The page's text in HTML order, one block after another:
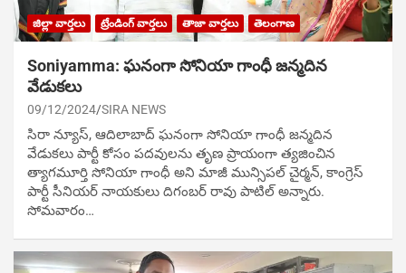
జిల్లా వార్తలు ట్రేండింగ్ వార్తలు తాజా వార్తలు తెలంగాణ
Soniyamma: ఘ‌నంగా సోనియా గాంధీ జ‌న్మ‌దిన
వేడుక‌లు
09/12/2024 SIRA NEWS
సిరా న్యూస్, ఆదిలాబాద్ ఘ‌నంగా సోనియా గాంధీ జ‌న్మ‌దిన
వేడుక‌లు పార్టీ కోసం ప‌ద‌వుల‌ను తృణ ప్రాయంగా త్య‌జించిన
త్యాగమూర్తి సోనియా గాంధీ అని మాజీ మున్సిప‌ల్ చైర్మ‌న్, కాంగ్రెస్
పార్టీ సీనియ‌ర్ నాయ‌కులు దిగంబ‌ర్ రావు పాటిల్ అన్నారు.
సోమవారం…